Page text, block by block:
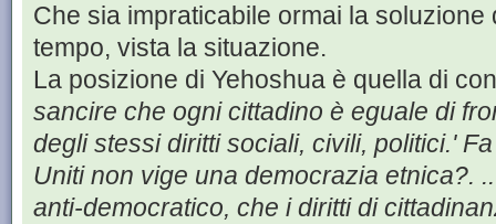
Che sia impraticabile ormai la
tempo, vista la situazione.
La posizione di Yehoshua è quella di
sancire che ogni cittadino è eguale di
degli stessi diritti sociali, civili, politici.'
Uniti non vige una democrazia etnica?.
anti-democratico, che i diritti di